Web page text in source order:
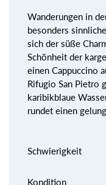
Wanderungen in
besonders
sich der süße
Schönheit der
einen Cappuccino
Rifugio San Pietro
karibikblaue
rundet einen
Schwierigkeit
Kondition